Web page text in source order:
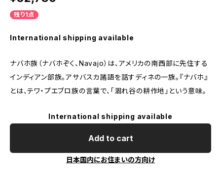
残り1点
International shipping available
ナバホ族（ナバホぞく、Navajo）は、アメリカの南西部に先住する
インディアン部族。アサバスカ諸語を話すディネの一族。『ナバホ』
とは、テワ・プエブロ族の言葉で、「涸れ谷の耕作地」という意味。
International shipping available
Add to cart
日本国内にお住まいの方向け